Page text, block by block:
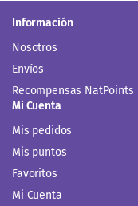
Información
Nosotros
Envíos
Recompensas NatPoints
Mi Cuenta
Mis pedidos
Mis puntos
Favoritos
Mi Cuenta